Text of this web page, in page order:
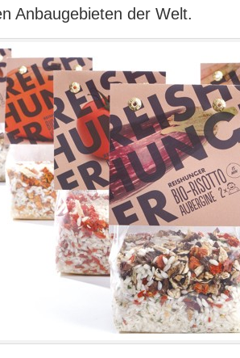
Anbaugebieten der Welt.